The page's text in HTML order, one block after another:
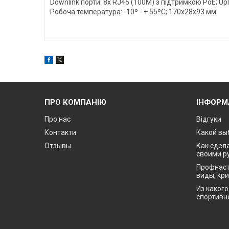
Downlink порти: 8x RJ45 (100M) з підтримкою PoE;
Робоча температура: -10º - + 55ºC; 170x28x93 мм
ПРО КОМПАНІЮ
Про нас
Контакти
Отзывы
Відгуки
Какой
Как
своими
виды,
Из